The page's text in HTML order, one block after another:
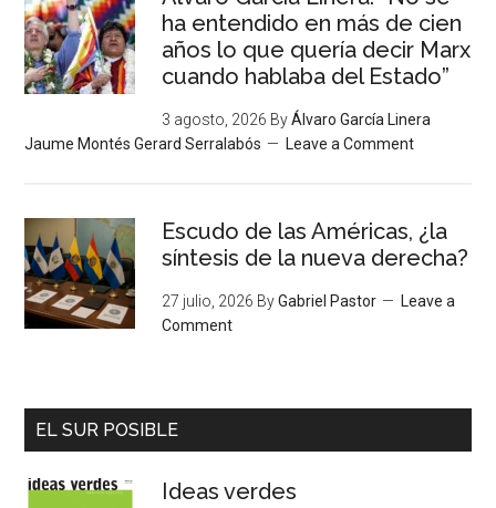
ha entendido en más de cien
años lo que quería decir Marx
cuando hablaba del Estado”
3 agosto, 2026 ByÁlvaro García Linera
Jaume Montés Gerard Serralabós
Leave a Comment
Escudo de las Américas, ¿la
síntesis de la nueva derecha?
27 julio, 2026 ByGabriel Pastor
Leave a
Comment
EL SUR POSIBLE
Ideas verdes